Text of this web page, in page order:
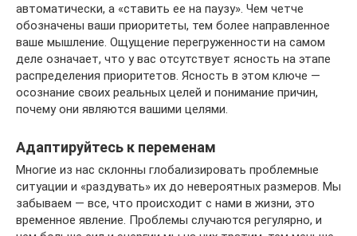
автоматически, а «ставить ее на паузу». Чем четче
обозначены ваши приоритеты, тем более направленное
ваше мышление. Ощущение перегруженности на самом
деле означает, что у вас отсутствует ясность на этапе
распределения приоритетов. Ясность в этом ключе —
осознание своих реальных целей и понимание причин,
почему они являются вашими целями.
Адаптируйтесь к переменам
Многие из нас склонны глобализировать проблемные
ситуации и «раздувать» их до невероятных размеров. Мы
забываем — все, что происходит с нами в жизни, это
временное явление. Проблемы случаются регулярно, и